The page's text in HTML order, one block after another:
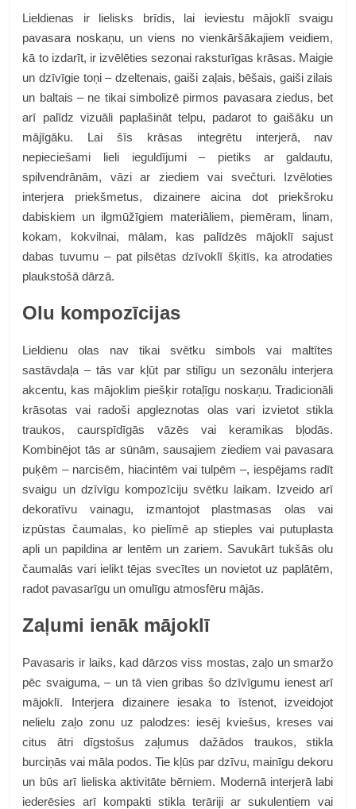
Lieldienas ir lielisks brīdis, lai ieviestu mājoklī svaigu
pavasara noskaņu, un viens no vienkāršākajiem veidiem,
kā to izdarīt, ir izvēlēties sezonai raksturīgas krāsas. Maigie
un dzīvīgie toņi – dzeltenais, gaiši zaļais, bēšais, gaiši zilais
un baltais – ne tikai simbolizē pirmos pavasara ziedus, bet
arī palīdz vizuāli paplašināt telpu, padarot to gaišāku un
mājīgāku. Lai šīs krāsas integrētu interjerā, nav
nepieciešami lieli ieguldījumi – pietiks ar galdautu,
spilvendrānām, vāzi ar ziediem vai svečturi. Izvēloties
interjera priekšmetus, dizainere aicina dot priekšroku
dabiskiem un ilgmūžīgiem materiāliem, piemēram, linam,
kokam, kokvilnai, mālam, kas palīdzēs mājoklī sajust
dabas tuvumu – pat pilsētas dzīvoklī šķitīs, ka atrodaties
plaukstošā dārzā.
Olu kompozīcijas
Lieldienu olas nav tikai svētku simbols vai maltītes
sastāvdaļa – tās var kļūt par stilīgu un sezonālu interjera
akcentu, kas mājoklim piešķir rotaļīgu noskaņu. Tradicionāli
krāsotas vai radoši apgleznotas olas vari izvietot stikla
traukos, caurspīdīgās vāzēs vai keramikas bļodās.
Kombinējot tās ar sūnām, sausajiem ziediem vai pavasara
puķēm – narcisēm, hiacintēm vai tulpēm –, iespējams radīt
svaigu un dzīvīgu kompozīciju svētku laikam. Izveido arī
dekoratīvu vainagu, izmantojot plastmasas olas vai
izpūstas čaumalas, ko pielīmē ap stieples vai putuplasta
apli un papildina ar lentēm un zariem. Savukārt tukšās olu
čaumalās vari ielikt tējas svecītes un novietot uz paplātēm,
radot pavasarīgu un omulīgu atmosfēru mājās.
Zaļumi ienāk mājoklī
Pavasaris ir laiks, kad dārzos viss mostas, zaļo un smaržo
pēc svaiguma, – un tā vien gribas šo dzīvīgumu ienest arī
mājoklī. Interjera dizainere iesaka to īstenot, izveidojot
nelielu zaļo zonu uz palodzes: iesēj kviešus, kreses vai
citus ātri dīgstošus zaļumus dažādos traukos, stikla
burciņās vai māla podos. Tie kļūs par dzīvu, mainīgu dekoru
un būs arī lieliska aktivitāte bērniem. Modernā interjerā labi
iederēsies arī kompakti stikla terāriji ar sukulentiem vai